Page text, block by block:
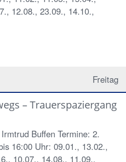
12.08., 23.09., 14.10.,
Freitag
– Trauerspaziergang
Buffen Termine: 2.
16:00 Uhr: 09.01., 13.02.,
10.07., 14.08., 11.09.,